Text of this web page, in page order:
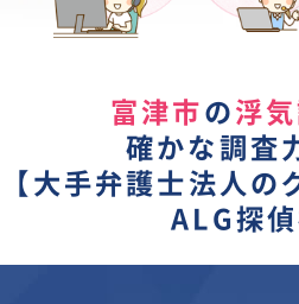
富津市 の 浮
確かな調査
【 大手弁護士法人の
ALG探